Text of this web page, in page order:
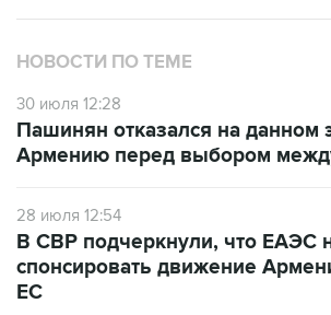
НОВОСТИ ПО ТЕМЕ
30 июля 12:28
Пашинян отказался на данном
Армению перед выбором
28 июля 12:54
В СВР подчеркнули, что ЕАЭС
спонсировать движение
ЕС